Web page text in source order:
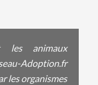
les animaux
Adoption.fr
les organismes